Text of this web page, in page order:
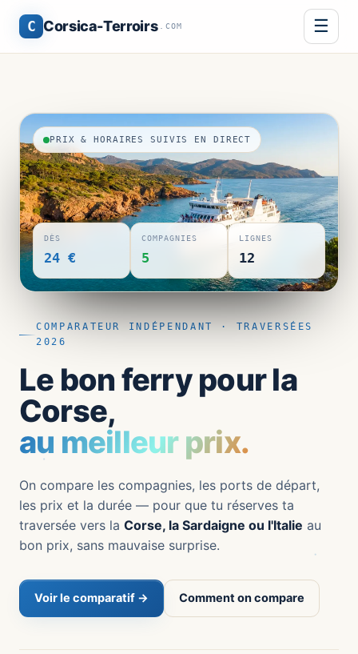
C Corsica-Terroirs .COM ☰
COMPARATEUR INDÉPENDANT · TRAVERSÉES
2026
Le bon ferry pour la
Corse,
au meilleur prix.
On compare les compagnies, les ports de départ,
les prix et la durée — pour que tu réserves ta
traversée vers la Corse, la Sardaigne ou l'Italie au
bon prix, sans mauvaise surprise.
Voir le comparatif → Comment on compare
PRIX & HORAIRES SUIVIS EN DIRECT
DÈS
24 €
COMPAGNIES
5
LIGNES
12